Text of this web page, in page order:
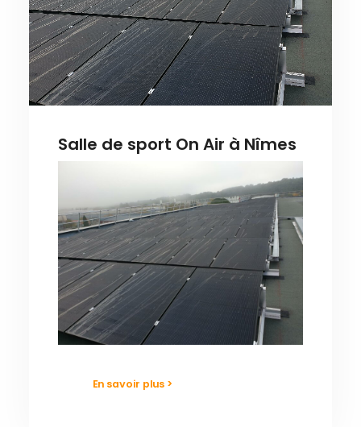
Salle de sport On Air à Nîmes
En savoir plus >